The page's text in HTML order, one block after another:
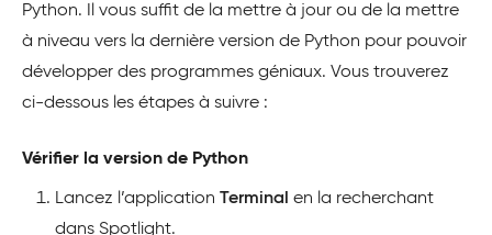
Python. Il vous suffit de la mettre à jour ou de la mettre
à niveau vers la dernière version de Python pour pouvoir
développer des programmes géniaux. Vous trouverez
ci-dessous les étapes à suivre :
Vérifier la version de Python
Lancez l’application Terminal en la recherchant
dans Spotlight.